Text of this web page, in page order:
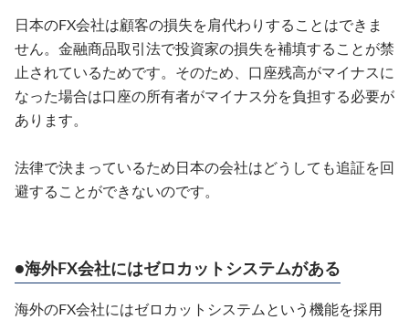
日本のFX会社は顧客の損失を肩代わりすることはできま
せん。金融商品取引法で投資家の損失を補填することが禁
止されているためです。そのため、口座残高がマイナスに
なった場合は口座の所有者がマイナス分を負担する必要が
あります。
法律で決まっているため日本の会社はどうしても追証を回
避することができないのです。
●海外FX会社にはゼロカットシステムがある
海外のFX会社にはゼロカットシステムという機能を採用